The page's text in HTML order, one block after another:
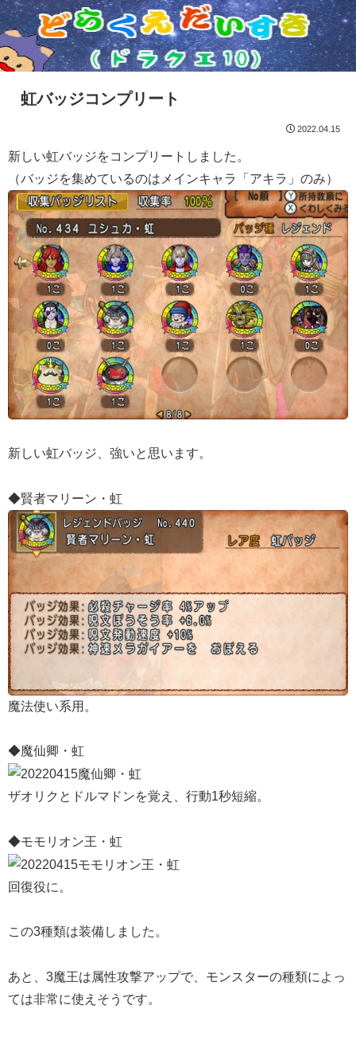
虹バッジコンプリート
2022.04.15
新しい虹バッジをコンプリートしました。
（バッジを集めているのはメインキャラ「アキラ」のみ）
新しい虹バッジ、強いと思います。
◆賢者マリーン・虹
魔法使い系用。
◆魔仙卿・虹
ザオリクとドルマドンを覚え、行動1秒短縮。
◆モモリオン王・虹
回復役に。
この3種類は装備しました。
あと、3魔王は属性攻撃アップで、モンスターの種類によっ
ては非常に使えそうです。